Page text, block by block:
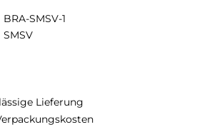
BRA-SMSV-1
SMSV
Lieferung